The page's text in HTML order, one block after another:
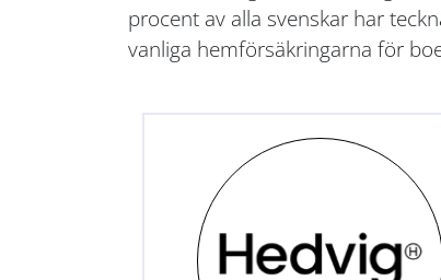
procent av alla svenskar har
vanliga hemförsäkringarna för